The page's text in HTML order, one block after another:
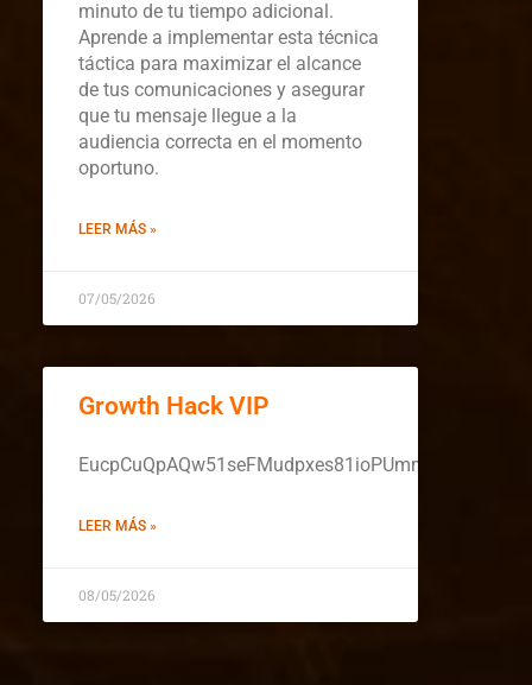
minuto de tu tiempo adicional.
Aprende a implementar esta técnica
táctica para maximizar el alcance
de tus comunicaciones y asegurar
que tu mensaje llegue a la
audiencia correcta en el momento
oportuno.
LEER MÁS »
07/05/2026
Growth Hack VIP
LEER MÁS »
08/05/2026